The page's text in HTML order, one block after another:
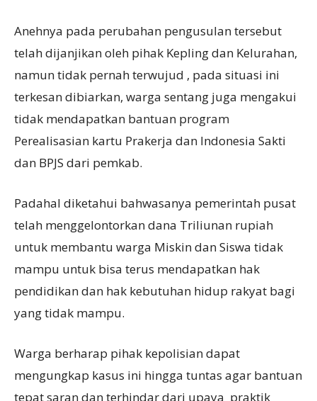
Anehnya pada perubahan pengusulan tersebut
telah dijanjikan oleh pihak Kepling dan Kelurahan,
namun tidak pernah terwujud , pada situasi ini
terkesan dibiarkan, warga sentang juga mengakui
tidak mendapatkan bantuan program
Perealisasian kartu Prakerja dan Indonesia Sakti
dan BPJS dari pemkab.
Padahal diketahui bahwasanya pemerintah pusat
telah menggelontorkan dana Triliunan rupiah
untuk membantu warga Miskin dan Siswa tidak
mampu untuk bisa terus mendapatkan hak
pendidikan dan hak kebutuhan hidup rakyat bagi
yang tidak mampu.
Warga berharap pihak kepolisian dapat
mengungkap kasus ini hingga tuntas agar bantuan
tepat saran dan terhindar dari upaya praktik